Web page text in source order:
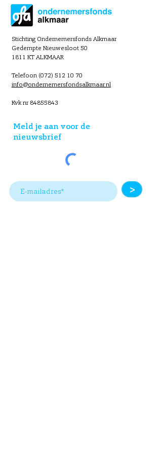
Stichting Ondernemersfonds Alkmaar
Gedempte Nieuwesloot 50
1811 KT ALKMAAR
Telefoon (072) 512 10 70
info@ondernemersfondsalkmaar.nl
Kvk nr84855843
Meld je aan voor de
nieuwsbrief
>